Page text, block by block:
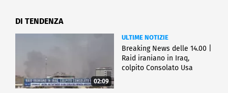
DI TENDENZA
02:09
ULTIME NOTIZIE
Breaking News delle 14.00 |
Raid iraniano in Iraq,
colpito Consolato Usa